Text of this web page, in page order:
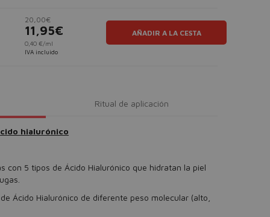
20,00€
11,95€
0,40 €/ml
IVA incluido
AÑADIR A LA CESTA
Ritual de aplicación
hialurónico
con 5 tipos de Ácido Hialurónico que hidratan la piel
Ácido Hialurónico de diferente peso molecular (alto,